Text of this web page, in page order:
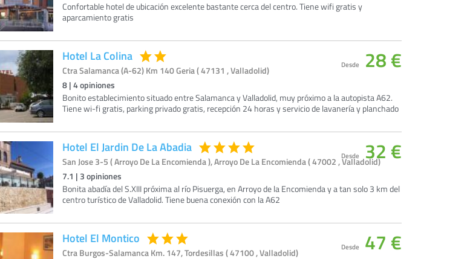
Confortable hotel de ubicación excelente bastante cerca del centro. Tiene wifi gratis y
aparcamiento gratis
Hotel La Colina
Ctra Salamanca (A-62) Km 140 Geria ( 47131 , Valladolid)
8 | 4opiniones
Bonito establecimiento situado entre Salamanca y Valladolid, muy próximo a la autopista A62.
Tiene wi-fi gratis, parking privado gratis, recepción 24 horas y servicio de lavanería y planchado
Desde 28 €
Hotel El Jardin De La Abadia
San Jose 3-5 ( Arroyo De La Encomienda ), Arroyo De La Encomienda ( 47002 , Valladolid)
7.1 | 3 opiniones
Bonita abadía del S.XIII próxima al río Pisuerga, en Arroyo de la Encomienda y a tan solo 3 km del
centro turístico de Valladolid. Tiene buena conexión con la A62
Desde 32 €
Hotel El Montico
Ctra Burgos-Salamanca Km. 147, Tordesillas ( 47100 , Valladolid)
Desde 47 €